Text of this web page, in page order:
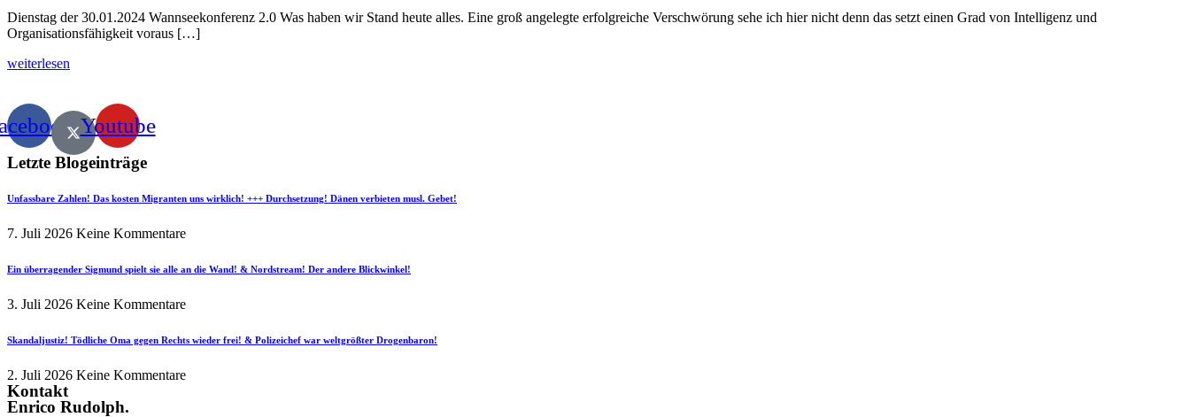
Dienstag der 30.01.2024 Wannseekonferenz 2.0 Was haben wir Stand heute alles. Eine groß angelegte erfolgreiche Verschwörung sehe ich hier nicht denn das setzt einen Grad von Intelligenz und
Organisationsfähigkeit voraus […]
weiterlesen
Youtube
Letzte Blogeinträge
Unfassbare Zahlen! Das kosten Migranten uns wirklich! +++ Durchsetzung! Dänen verbieten musl. Gebet!
7. Juli 2026 Keine Kommentare
Ein überragender Sigmund spielt sie alle an die Wand! & Nordstream! Der andere Blickwinkel!
3. Juli 2026 Keine Kommentare
Skandaljustiz! Tödliche Oma gegen Rechts wieder frei! & Polizeichef war weltgrößter Drogenbaron!
2. Juli 2026 Keine Kommentare
Kontakt
Enrico Rudolph.